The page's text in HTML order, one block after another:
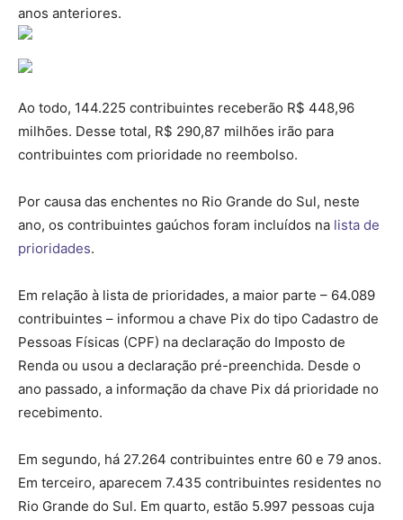
anos anteriores.
Ao todo, 144.225 contribuintes receberão R$ 448,96
milhões. Desse total, R$ 290,87 milhões irão para
contribuintes com prioridade no reembolso.
Por causa das enchentes no Rio Grande do Sul, neste
ano, os contribuintes gaúchos foram incluídos na lista de
prioridades.
Em relação à lista de prioridades, a maior parte – 64.089
contribuintes – informou a chave Pix do tipo Cadastro de
Pessoas Físicas (CPF) na declaração do Imposto de
Renda ou usou a declaração pré-preenchida. Desde o
ano passado, a informação da chave Pix dá prioridade no
recebimento.
Em segundo, há 27.264 contribuintes entre 60 e 79 anos.
Em terceiro, aparecem 7.435 contribuintes residentes no
Rio Grande do Sul. Em quarto, estão 5.997 pessoas cuja